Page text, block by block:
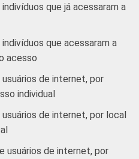
a 24
a 34
a 44
89 11
que já acessaram a
que acessaram a
acesso
de internet, por
individual
de internet, por local
usuários de internet, por